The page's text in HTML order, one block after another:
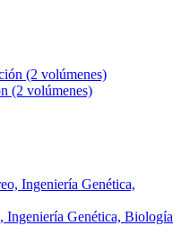
(2 volúmenes)
Ingenierí­a Genética, Biologí­a